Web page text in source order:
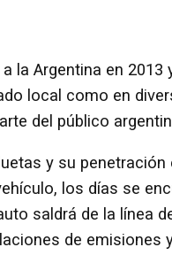
la Argentina en
local como en
del público
y su
los días se
saldrá de la línea
de